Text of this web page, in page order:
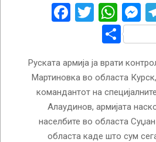
Facebook
Twitter
Руската армија ја врати
Мартиновка во областа
командантот на
Алаудинов, армијата
населбите во областа
областа каде што сум